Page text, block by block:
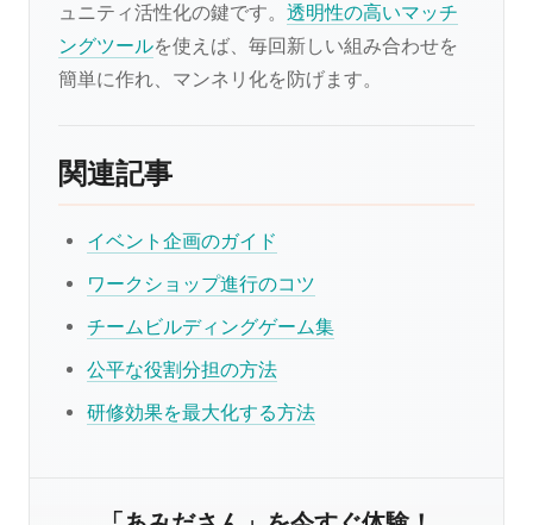
ュニティ活性化の鍵です。 透明性の高いマッチ
ングツールを使えば、毎回新しい組み合わせを
簡単に作れ、マンネリ化を防げます。
関連記事
イベント企画のガイド
ワークショップ進行のコツ
チームビルディングゲーム集
公平な役割分担の方法
研修効果を最大化する方法